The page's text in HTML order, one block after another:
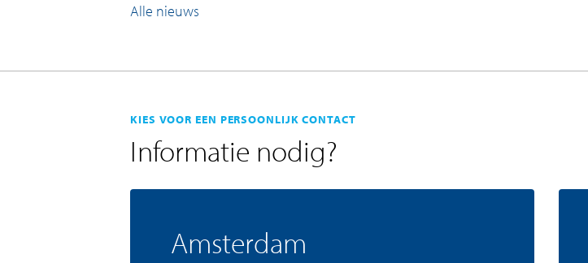
Alle nieuws
KIES VOOR EEN PERSOONLIJK CONTACT
Informatie nodig?
Amsterdam